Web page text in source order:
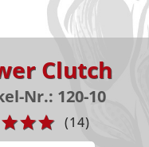
Clutch
Nr.: 120-10
(14)